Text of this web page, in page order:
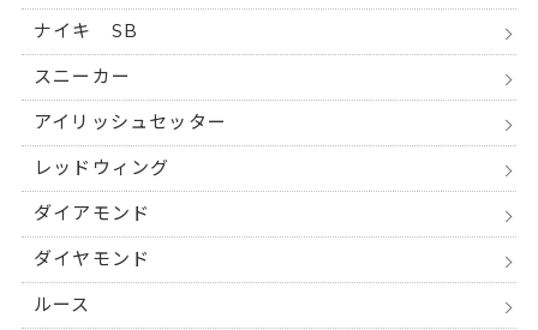
ナイキ SB
スニーカー
アイリッシュセッター
レッドウィング
ダイアモンド
ダイヤモンド
ルース